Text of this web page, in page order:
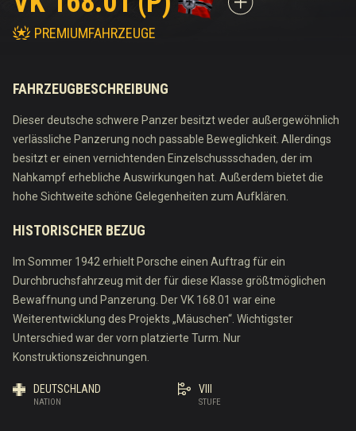
PREMIUMFAHRZEUGE
FAHRZEUGBESCHREIBUNG
Dieser deutsche schwere Panzer besitzt weder außergewöhnlich
verlässliche Panzerung noch passable Beweglichkeit. Allerdings
besitzt er einen vernichtenden Einzelschussschaden, der im
Nahkampf erhebliche Auswirkungen hat. Außerdem bietet die
hohe Sichtweite schöne Gelegenheiten zum Aufklären.
HISTORISCHER BEZUG
Im Sommer 1942 erhielt Porsche einen Auftrag für ein
Durchbruchsfahrzeug mit der für diese Klasse größtmöglichen
Bewaffnung und Panzerung. Der VK 168.01 war eine
Weiterentwicklung des Projekts „Mäuschen“. Wichtigster
Unterschied war der vorn platzierte Turm. Nur
Konstruktionszeichnungen.
NATION
DEUTSCHLAND
STUFE
VIII